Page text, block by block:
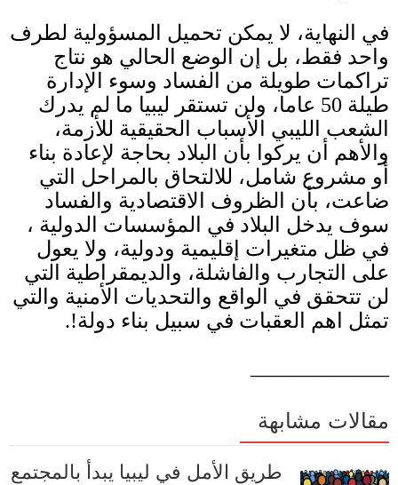
في النهاية، لا يمكن تحميل المسؤولية لطرف
واحد فقط، بل إن الوضع الحالي هو نتاج
تراكمات طويلة من الفساد وسوء الإدارة
طيلة 50 عاما، ولن تستقر ليبيا ما لم يدرك
الشعب الليبي الأسباب الحقيقية للأزمة،
والأهم أن يركوا بأن البلاد بحاجة لإعادة بناء
أو مشروع شامل، للالتحاق بالمراحل التي
ضاعت، بأن الظروف الاقتصادية والفساد
سوف يدخل البلاد في المؤسسات الدولية ،
في ظل متغيرات إقليمية ودولية، ولا يعول
على التجارب والفاشلة، والديمقراطية التي
لن تتحقق في الواقع والتحديات الأمنية والتي
تمثل اهم العقبات في سبيل بناء دولة!.
مقالات مشابهة
طريق الأمل في ليبيا يبدأ بالمجتمع